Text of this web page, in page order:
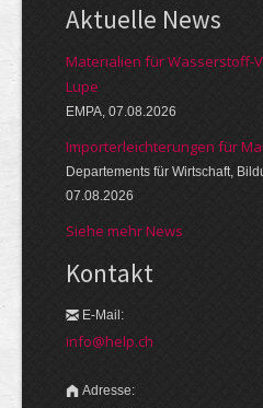
Aktuelle News
Materialien für Wasserstoff-
Lupe
EMPA, 07.08.2026
Importerleichterungen für
Departements für Wirtschaft,
07.08.2026
Siehe mehr News
Kontakt
E-Mail:
info@help.ch
Adresse: